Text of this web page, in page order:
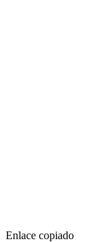
Enlace copiado